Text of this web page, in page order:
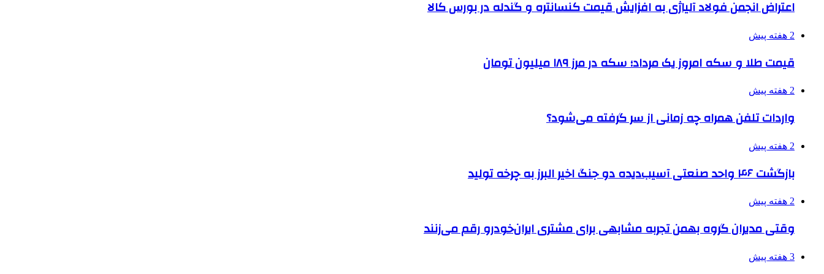
اعتراض انجمن فولاد آلیاژی به افزایش قیمت کنسانتره و گندله در بورس کالا
2 هفته پیش
قیمت طلا و سکه امروز یک مرداد؛ سکه در مرز ۱۸۹ میلیون تومان
2 هفته پیش
واردات تلفن همراه چه زمانی از سر گرفته می‌شود؟
2 هفته پیش
بازگشت ۴۶ واحد صنعتی آسیب‌دیده دو جنگ اخیر البرز به چرخه تولید
2 هفته پیش
وقتی مدیران گروه بهمن تجربه مشابهی برای مشتری ایران‌خودرو رقم می‌زنند
3 هفته پیش